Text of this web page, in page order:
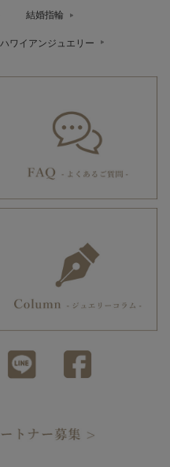
結婚指輪
ハワイアンジュエリー